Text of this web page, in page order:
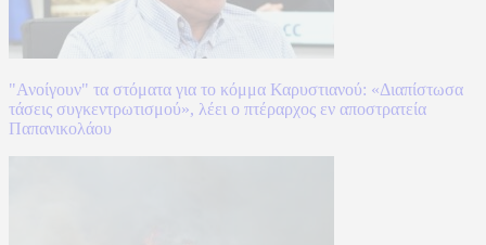
"Ανοίγουν" τα στόματα για το κόμμα Καρυστιανού: «Διαπίστωσα
τάσεις συγκεντρωτισμού», λέει ο πτέραρχος εν αποστρατεία
Παπανικολάου